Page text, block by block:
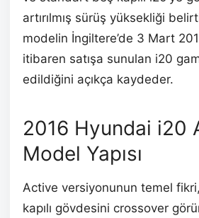
artırılmış sürüş yüksekliği
modelin İngiltere’de 3 Mart
itibaren satışa sunulan i20
edildiğini açıkça kaydeder.
2016 Hyundai i20
Model Yapısı
Active versiyonunun temel
kapılı gövdesini crossover